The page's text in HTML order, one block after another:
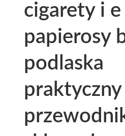
cigarety i e
papierosy
podlaska
praktyczny